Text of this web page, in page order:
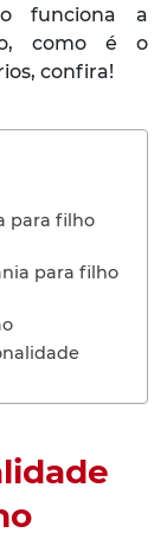
funciona a
como é o
confira!
para filho
para filho